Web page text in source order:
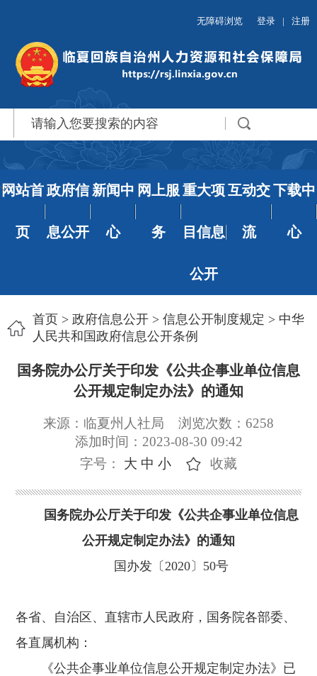
无障碍浏览 登录 | 注册
网站首
页
政府信
息公开
新闻中
心
网上服
务
重大项
目信息
公开
互动交
流
下载中
心
首页> 政府信息公开> 信息公开制度规定 > 中华
人民共和国政府信息公开条例
国务院办公厅关于印发《公共企事业单位信息
公开规定制定办法》的通知
来源：临夏州人社局 浏览次数： 6258
添加时间：2023-08-30 09:42
字号： 大 中 小 收藏
国务院办公厅关于印发《公共企事业单位信息
公开规定制定办法》的通知
国办发〔2020〕50号
各省、自治区、直辖市人民政府，国务院各部委、
各直属机构：
《公共企事业单位信息公开规定制定办法》已